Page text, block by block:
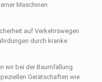
Maschinen
auf Verkehrswegen
durch kranke
wir bei der Baumfällung
Gerätschaften wie